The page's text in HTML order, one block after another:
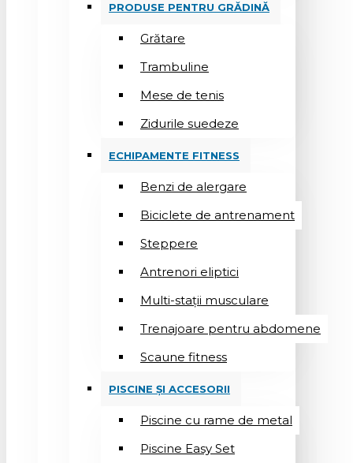
PRODUSE PENTRU GRĂDINĂ
Grătare
Trambuline
Mese de tenis
Zidurile suedeze
ECHIPAMENTE FITNESS
Benzi de alergare
Biciclete de antrenament
Steppere
Antrenori eliptici
Multi-stații musculare
Trenajoare pentru abdomene
Scaune fitness
PISCINE ȘI ACCESORII
Piscine cu rame de metal
Piscine Easy Set